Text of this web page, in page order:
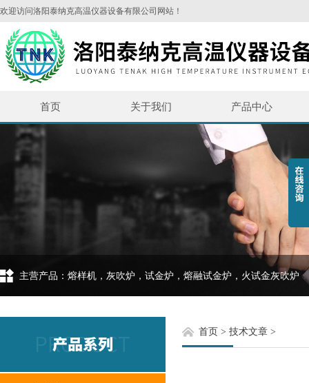
欢迎访问洛阳泰纳克高温仪器设备有限公司网站！
首页 关于我们 产品中心
主营产品：熔样机，灰吹炉，试金炉，熔融试金炉，火试金灰吹炉
首页 > 技术文章 >